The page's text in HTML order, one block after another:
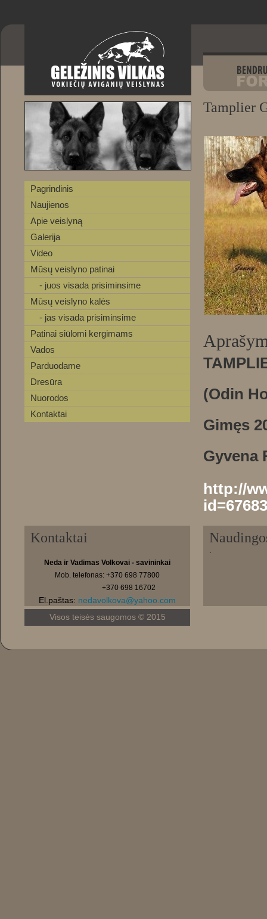
Pagrindinis
Naujienos
Apie veislyną
Galerija
Video
Mūsų veislyno patinai
- juos visada prisiminsime
Mūsų veislyno kalės
- jas visada prisiminsime
Patinai siūlomi kergimams
Vados
Parduodame
Dresūra
Nuorodos
Kontaktai
Tamplier
(Odin
Gimęs
Gyvena
http://
Kontaktai
Neda ir Vadimas Volkovai - savininkai
Mob. telefonas: +370 698 77800
+370 698 16702
El.paštas: nedavolkova@yahoo.com
Visos teisės saugomos © 2015